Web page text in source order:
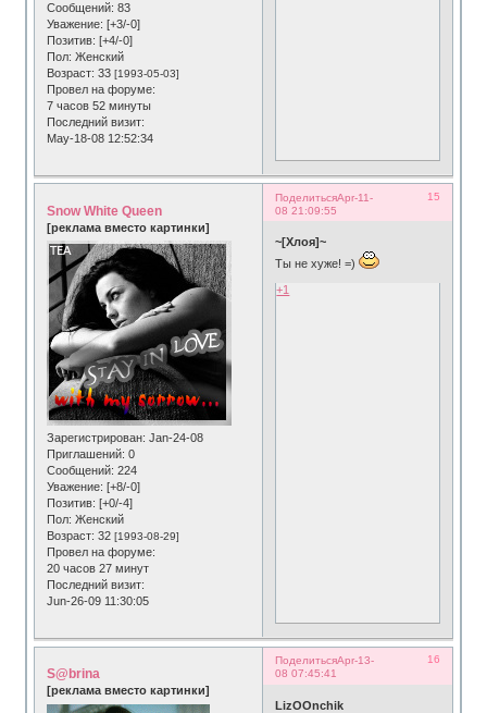
Сообщений: 83
Уважение: [+3/-0]
Позитив: [+4/-0]
Пол: Женский
Возраст: 33[1993-05-03]
Провел на форуме:
7 часов 52 минуты
Последний визит:
May-18-08 12:52:34
Поделиться 15
Apr-11-
08 21:09:55
Snow White Queen
[реклама вместо картинки]
Зарегистрирован: Jan-24-08
Приглашений: 0
Сообщений: 224
Уважение: [+8/-0]
Позитив: [+0/-4]
Пол: Женский
Возраст: 32[1993-08-29]
Провел на форуме:
20 часов 27 минут
Последний визит:
Jun-26-09 11:30:05
~[Хлоя]~
Ты не хуже! =)
+1
Поделиться 16
Apr-13-
08 07:45:41
S@brina
[реклама вместо картинки]
LizOOnchik